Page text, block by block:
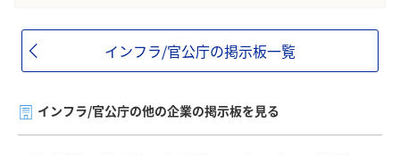
インフラ/官公庁の掲示板一覧
インフラ/官公庁の他の企業の掲示板を見る